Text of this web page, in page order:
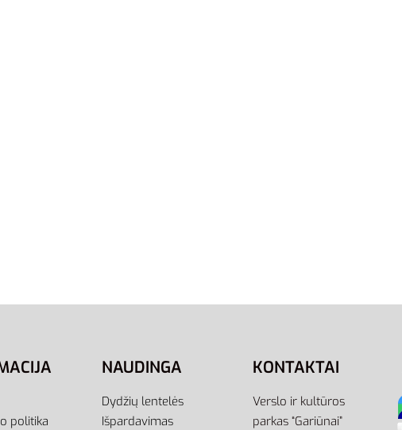
Į krepšelį
politika
NAUDINGA
Dydžių lentelės
Išpardavimas
KONTAKTAI
Verslo ir kultūros
parkas “Gariūnai”